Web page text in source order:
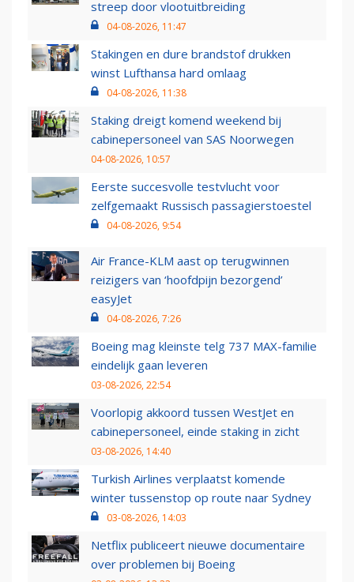
streep door vlootuitbreiding
04-08-2026, 11:47
Stakingen en dure brandstof drukken
winst Lufthansa hard omlaag
04-08-2026, 11:38
Staking dreigt komend weekend bij
cabinepersoneel van SAS Noorwegen
04-08-2026, 10:57
Eerste succesvolle testvlucht voor
zelfgemaakt Russisch passagierstoestel
04-08-2026, 9:54
Air France-KLM aast op terugwinnen
reizigers van ‘hoofdpijn bezorgend’
easyJet
04-08-2026, 7:26
Boeing mag kleinste telg 737 MAX-familie
eindelijk gaan leveren
03-08-2026, 22:54
Voorlopig akkoord tussen WestJet en
cabinepersoneel, einde staking in zicht
03-08-2026, 14:40
Turkish Airlines verplaatst komende
winter tussenstop op route naar Sydney
03-08-2026, 14:03
Netflix publiceert nieuwe documentaire
over problemen bij Boeing